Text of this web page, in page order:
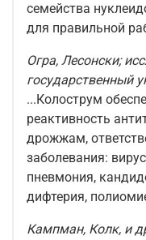
семейства
для правильной
Огра, Лесонски;
государственный
...Колострум
реактивность
дрожжам,
заболевания:
пневмония,
дифтерия,
Кампман, Колк, и